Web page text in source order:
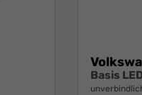
Basis